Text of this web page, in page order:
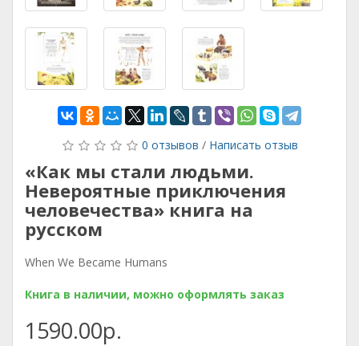
0 отзывов / Написать отзыв
«Как мы стали людьми.
Невероятные приключения
человечества» книга на
русском
When We Became Humans
Книга в наличии, можно оформлять заказ
1590.00р.